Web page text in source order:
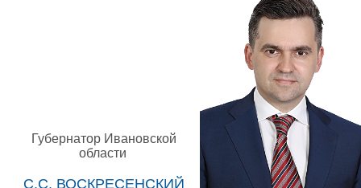
Губернатор Ивановской
области
С.С. ВОСКРЕСЕНСКИЙ